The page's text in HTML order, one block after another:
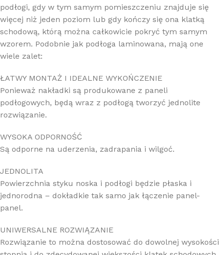
podłogi, gdy w tym samym pomieszczeniu znajduje się
więcej niż jeden poziom lub gdy kończy się ona klatką
schodową, którą można całkowicie pokryć tym samym
wzorem. Podobnie jak podłoga laminowana, mają one
wiele zalet:
ŁATWY MONTAŻ I IDEALNE WYKOŃCZENIE
Ponieważ nakładki są produkowane z paneli
podłogowych, będą wraz z podłogą tworzyć jednolite
rozwiązanie.
WYSOKA ODPORNOŚĆ
Są odporne na uderzenia, zadrapania i wilgoć.
JEDNOLITA
Powierzchnia styku noska i podłogi będzie płaska i
jednorodna – dokładkie tak samo jak łączenie panel-
panel.
UNIWERSALNE ROZWIĄZANIE
Rozwiązanie to można dostosować do dowolnej wysokości